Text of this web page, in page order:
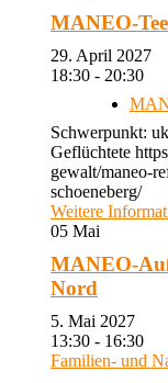
MANEO-
29. April 2027
18:30 - 20:30
Schwerpunkt:
Geflüchtete
gewalt/maneo-
schoeneberg/
Weitere
05 Mai
MANEO-
Nord
5. Mai 2027
13:30 - 16:30
Familien- und